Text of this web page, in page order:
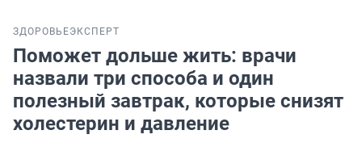
ЗДОРОВЬЕЭКСПЕРТ
Поможет дольше жить: врачи
назвали три способа и один
полезный завтрак, которые снизят
холестерин и давление